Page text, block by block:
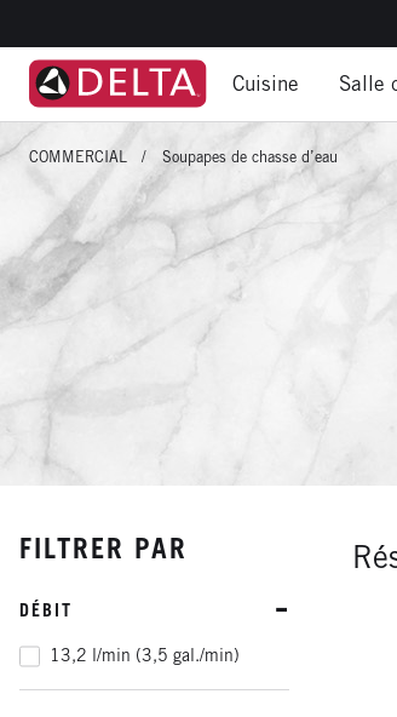
au
contenu
principal
Cuisine Salle
BARRE
DE
NAVIGATION
COMMERCIAL Soupapes de chasse d’eau
FILTRER PAR
DÉBIT
13,2 l/min (3,5 gal./min)